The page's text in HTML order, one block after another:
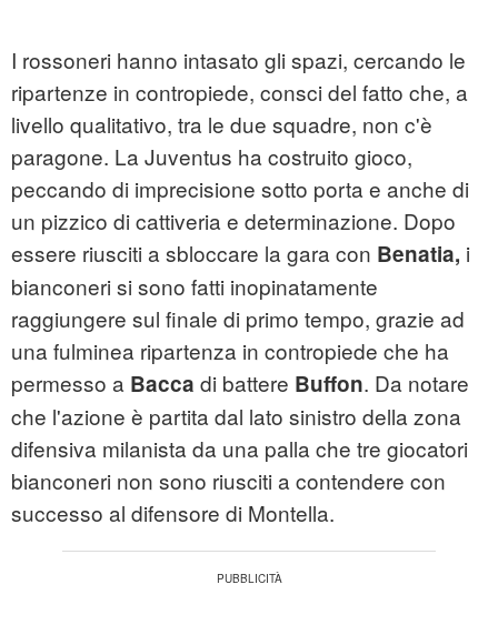
I rossoneri hanno intasato gli spazi, cercando le
ripartenze in contropiede, consci del fatto che, a
livello qualitativo, tra le due squadre, non c'è
paragone. La Juventus ha costruito gioco,
peccando di imprecisione sotto porta e anche di
un pizzico di cattiveria e determinazione. Dopo
essere riusciti a sbloccare la gara con Benatia, i
bianconeri si sono fatti inopinatamente
raggiungere sul finale di primo tempo, grazie ad
una fulminea ripartenza in contropiede che ha
permesso a Bacca di battere Buffon. Da notare
che l'azione è partita dal lato sinistro della zona
difensiva milanista da una palla che tre giocatori
bianconeri non sono riusciti a contendere con
successo al difensore di Montella.